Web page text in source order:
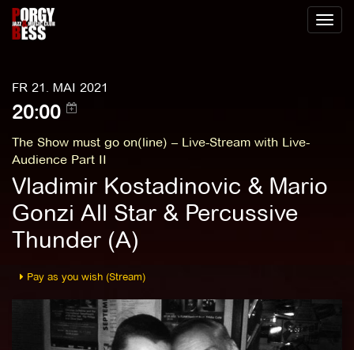
Toggle
FR 21. MAI 2021
20:00
The Show must go on(line) – Live-Stream with Live-
Audience Part II
Vladimir Kostadinovic & Mario
Gonzi All Star & Percussive
Thunder (A)
Pay as you wish (Stream)